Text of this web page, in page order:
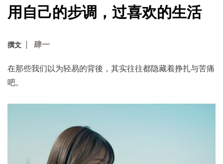
用自己的步调，过喜欢的生活
撰文 肆一
在那些我们以为轻易的背後，其实往往都隐藏着挣扎与苦痛
吧。